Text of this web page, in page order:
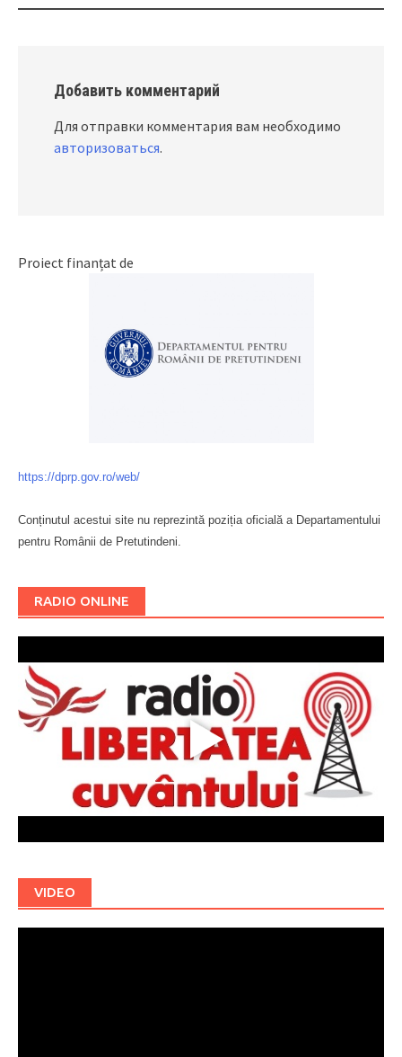
Добавить комментарий
Для отправки комментария вам необходимо
авторизоваться.
Proiect finanțat de
https://dprp.gov.ro/web/
Conținutul acestui site nu reprezintă poziția oficială a Departamentului
pentru Românii de Pretutindeni.
RADIO ONLINE
VIDEO